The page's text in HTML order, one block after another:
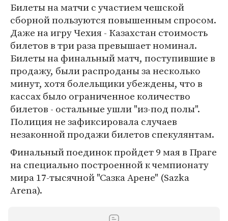
Билеты на матчи с участием чешской
сборной пользуются повышенным спросом.
Даже на игру Чехия - Казахстан стоимость
билетов в три раза превышает номинал.
Билеты на финальный матч, поступившие в
продажу, были распроданы за несколько
минут, хотя болельщики убеждены, что в
кассах было ограниченное количество
билетов - остальные ушли "из-под полы".
Полиция не зафиксировала случаев
незаконной продажи билетов спекулянтам.
Финальный поединок пройдет 9 мая в Праге
на специально построенной к чемпионату
мира 17-тысячной "Сазка Арене" (Sazka
Arena).